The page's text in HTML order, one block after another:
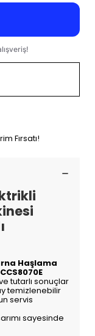
Fırsatı!
Haşlama
tutarlı sonuçlar
temizlenebilir
servis
sayesinde